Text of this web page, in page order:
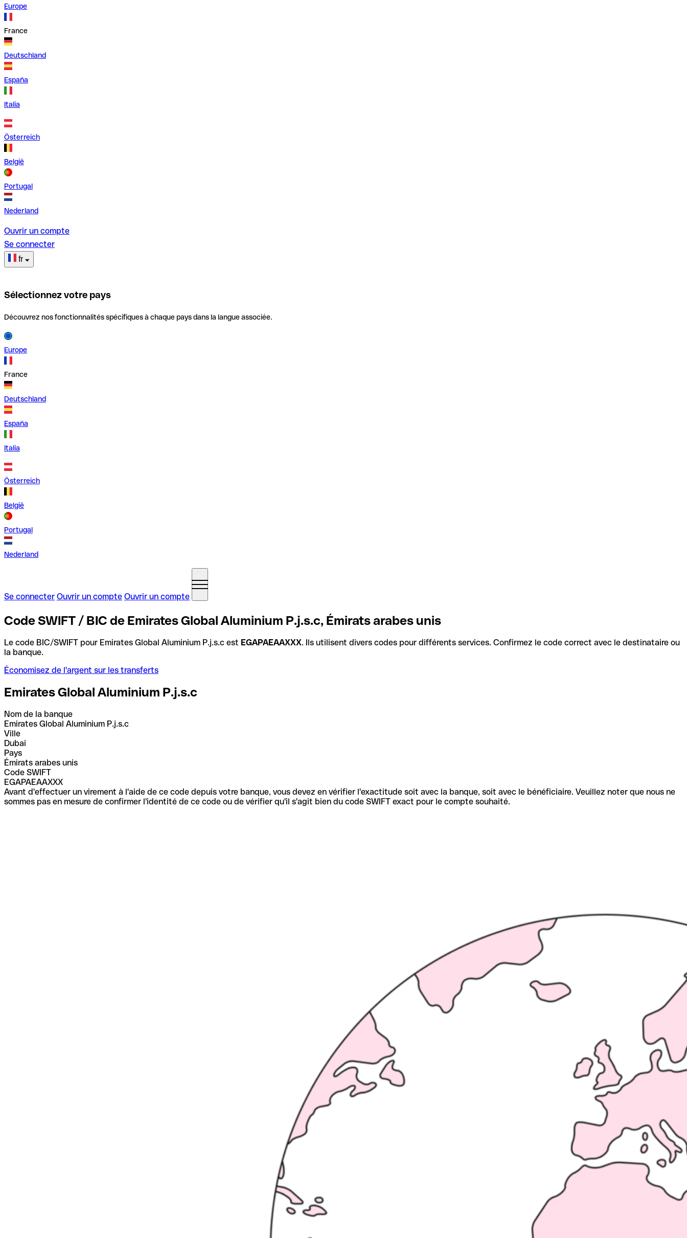
Europe
France
Deutschland
España
Italia
Österreich
België
Portugal
Nederland
Ouvrir un compte
Se connecter
fr
Sélectionnez votre pays
Découvrez nos fonctionnalités spécifiques à chaque pays dans la langue associée.
Europe
France
Deutschland
España
Italia
Österreich
België
Portugal
Nederland
Se connecter Ouvrir un compte Ouvrir un compte
Code SWIFT / BIC de Emirates Global Aluminium P.j.s.c, Émirats arabes unis
Le code BIC/SWIFT pour Emirates Global Aluminium P.j.s.c est EGAPAEAAXXX. Ils utilisent divers codes pour différents services. Confirmez le code correct avec le destinataire ou
la banque.
Économisez de l'argent sur les transferts
Emirates Global Aluminium P.j.s.c
Nom de la banque
Emirates Global Aluminium P.j.s.c
Ville
Dubai
Pays
Émirats arabes unis
Code SWIFT
EGAPAEAAXXX
Avant d'effectuer un virement à l'aide de ce code depuis votre banque, vous devez en vérifier l'exactitude soit avec la banque, soit avec le bénéficiaire. Veuillez noter que nous ne
sommes pas en mesure de confirmer l'identité de ce code ou de vérifier qu'il s'agit bien du code SWIFT exact pour le compte souhaité.